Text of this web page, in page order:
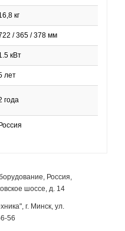
кг
/ 365 / 378 мм
кВт
лет
года
Россия
Россия,
шоссе, д. 14
г. Минск, ул.
56